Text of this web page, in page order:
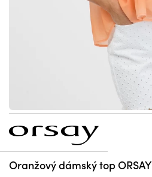
Oranžový dámský top ORSAY